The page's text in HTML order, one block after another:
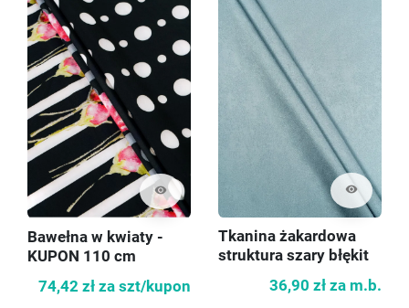
visibility
Bawełna w kwiaty -
KUPON 110 cm
74,42 zł za szt/kupon
visibility
Tkanina żakardowa
struktura szary błękit
36,90 zł za m.b.